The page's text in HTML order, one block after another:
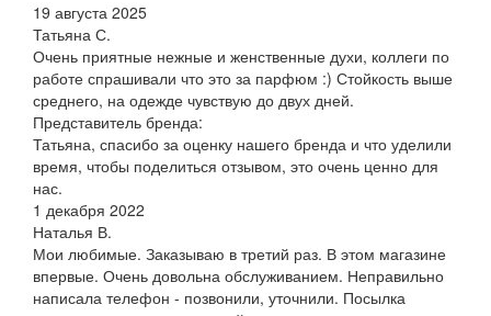
19 августа 2025
Татьяна С.
Очень приятные нежные и женственные духи, коллеги по
работе спрашивали что это за парфюм :) Стойкость выше
среднего, на одежде чувствую до двух дней.
Представитель бренда:
Татьяна, спасибо за оценку нашего бренда и что уделили
время, чтобы поделиться отзывом, это очень ценно для
нас.
1 декабря 2022
Наталья В.
Мои любимые. Заказываю в третий раз. В этом магазине
впервые. Очень довольна обслуживанием. Неправильно
написала телефон - позвонили, уточнили. Посылка